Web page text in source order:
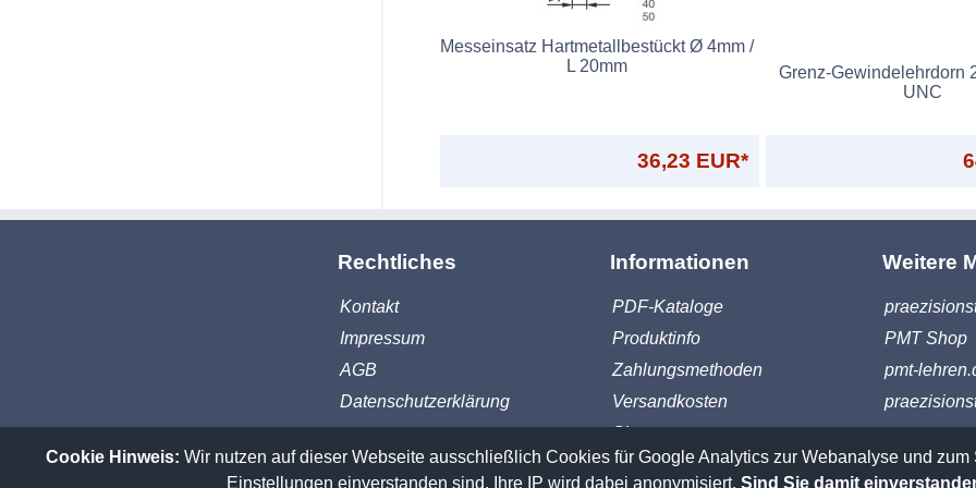
Cookie Hinweis: Wir nutzen auf dieser Webseite ausschließlich Cookies für Google Analytics zur Webanalyse und
Einstellungen einverstanden sind. Ihre IP wird dabei anonymisiert. Sind Sie damit
Messeinsatz Hartmetallbestückt Ø 4mm /
L 20mm
36,23 EUR*
Grenz-Gewindelehrdorn
UNC
Rechtliches
Kontakt
Impressum
AGB
Datenschutzerklärung
Informationen
PDF-Kataloge
Produktinfo
Zahlungsmethoden
Versandkosten
Sitemap
Weitere
PMT Shop
pmt-
*Alle Preise verstehen sich zzgl. Mehrwertsteuer